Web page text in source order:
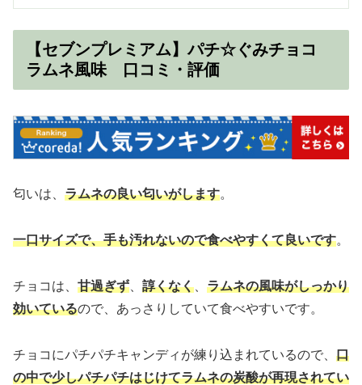
【セブンプレミアム】パチ☆ぐみチョコ
ラムネ風味 口コミ・評価
匂いは、 ラムネの良い匂いがします。
一口サイズで、手も汚れないので食べやすくて良いです。
チョコは、 甘過ぎず 諄くなく
ラムネの風味がしっかり
効いているので、あっさりしていて食べやすいです。
チョコにパチパチキャンディが練り込まれているので、 口
の中で少しパチパチはじけてラムネの炭酸が再現されてい